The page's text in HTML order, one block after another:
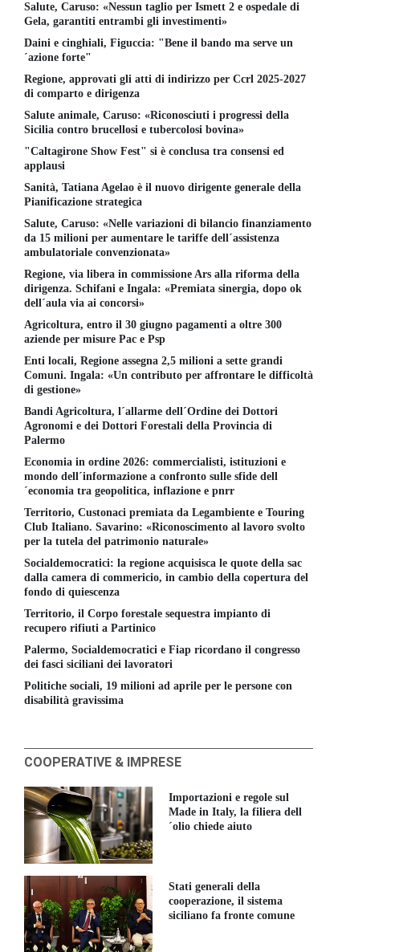
Palermo avrà
tre nuovi ospedali
e la riqualificazione
dell´Ingrassia
l´uso responsabile degli
antibiotici in ospedale
Salute, Caruso: «Nessun taglio per Ismett 2 e ospedale di
Gela, garantiti entrambi gli investimenti»
Daini e cinghiali, Figuccia: "Bene il bando ma serve un
´azione forte"
Regione, approvati gli atti di indirizzo per Ccrl 2025-2027
di comparto e dirigenza
Salute animale, Caruso: «Riconosciuti i progressi della
Sicilia contro brucellosi e tubercolosi bovina»
"Caltagirone Show Fest" si è conclusa tra consensi ed
applausi
Sanità, Tatiana Agelao è il nuovo dirigente generale della
Pianificazione strategica
Salute, Caruso: «Nelle variazioni di bilancio finanziamento
da 15 milioni per aumentare le tariffe dell´assistenza
ambulatoriale convenzionata»
Regione, via libera in commissione Ars alla riforma della
dirigenza. Schifani e Ingala: «Premiata sinergia, dopo ok
dell´aula via ai concorsi»
Agricoltura, entro il 30 giugno pagamenti a oltre 300
aziende per misure Pac e Psp
Enti locali, Regione assegna 2,5 milioni a sette grandi
Comuni. Ingala: «Un contributo per affrontare le difficoltà
di gestione»
Bandi Agricoltura, l´allarme dell´Ordine dei Dottori
Agronomi e dei Dottori Forestali della Provincia di
Palermo
Economia in ordine 2026: commercialisti, istituzioni e
mondo dell´informazione a confronto sulle sfide dell
´economia tra geopolitica, inflazione e pnrr
Territorio, Custonaci premiata da Legambiente e Touring
Club Italiano. Savarino: «Riconoscimento al lavoro svolto
per la tutela del patrimonio naturale»
Socialdemocratici: la regione acquisisca le quote della sac
dalla camera di commericio, in cambio della copertura del
fondo di quiescenza
Territorio, il Corpo forestale sequestra impianto di
recupero rifiuti a Partinico
Palermo, Socialdemocratici e Fiap ricordano il congresso
dei fasci siciliani dei lavoratori
Politiche sociali, 19 milioni ad aprile per le persone con
disabilità gravissima
COOPERATIVE & IMPRESE
Importazioni e regole sul
Made in Italy, la filiera dell
´olio chiede aiuto
Stati generali della
cooperazione, il sistema
siciliano fa fronte comune